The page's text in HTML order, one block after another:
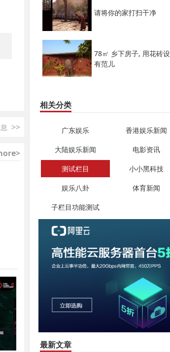
>>
请将你的家打扫干净
78㎡ 乡下房子, 用花砖
有范儿
相关分类
广东娱乐 香港娱乐新闻
大陆娱乐新闻 电影资讯
测试栏目 小小黑科技
娱乐八卦 体育新闻
子栏目功能测试
最新文章